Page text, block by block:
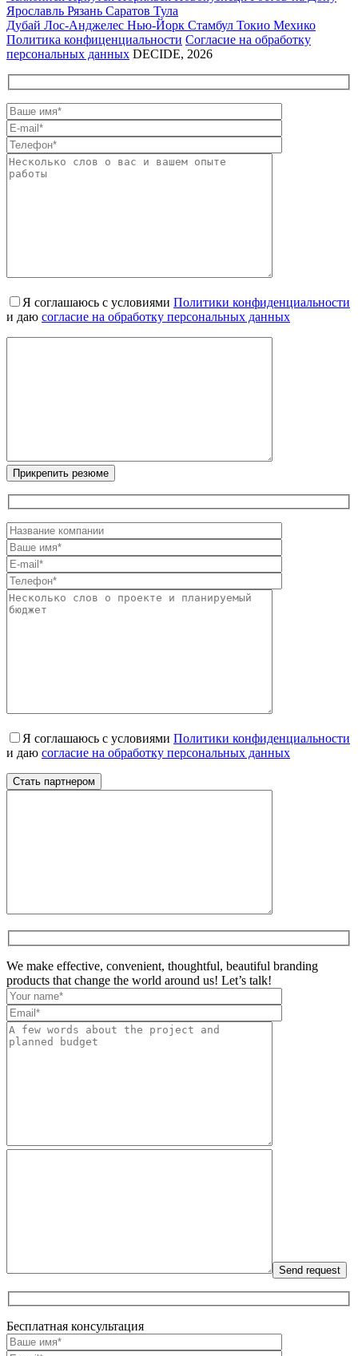
Ярославль Рязань Саратов Тула
Дубай Лос-Анджелес Нью-Йорк Стамбул Токио Мехико
Политика конфиценциальности Согласие на обработку
персональных данных DECIDE, 2026
Я соглашаюсь с условиями Политики конфиденциальности
и даю согласие на обработку персональных данных
Я соглашаюсь с условиями Политики конфиденциальности
и даю согласие на обработку персональных данных
We make effective, convenient, thoughtful, beautiful branding
products that change the world around us! Let’s talk!
Бесплатная консультация